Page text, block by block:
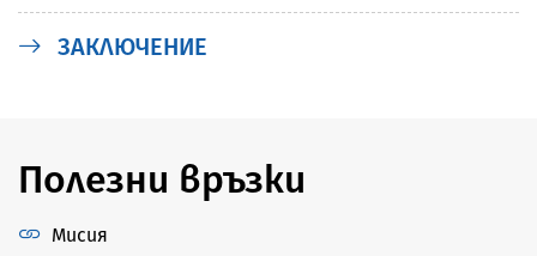
ЗАКЛЮЧЕНИЕ
Полезни връзки
Мисия